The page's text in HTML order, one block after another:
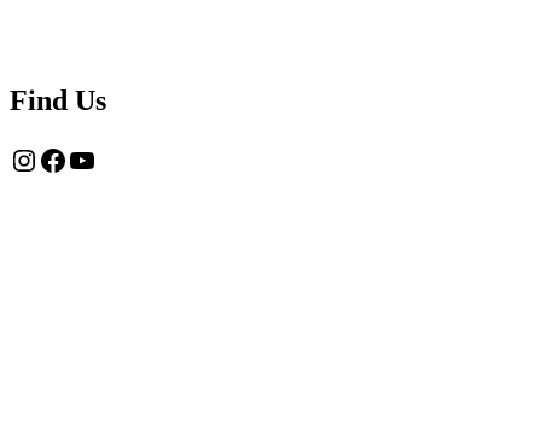
Find Us
Instagram
Facebook
YouTube